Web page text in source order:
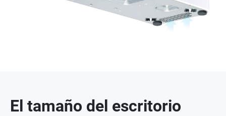
El tamaño del escritorio